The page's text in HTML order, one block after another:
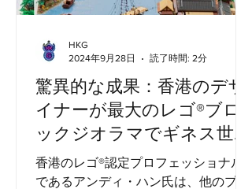
驚異的な成果：香港のデザ
イナーが最大のレゴ®ブロ
ックジオラマでギネス世界
記録を破る
香港のレゴ®認定プロフェッショナル
であるアンディ・ハン氏は、他のプロ
HKG
2024年9月28日
読了時間: 2分